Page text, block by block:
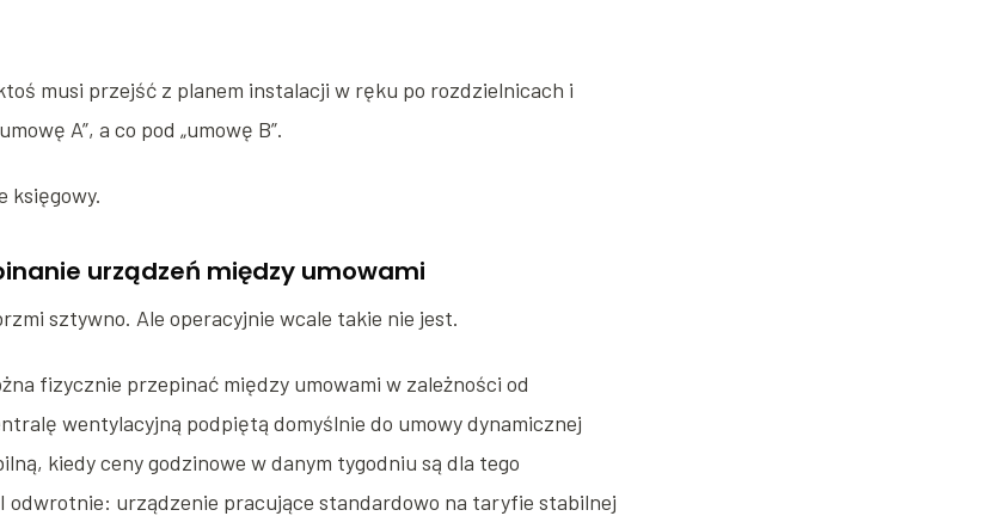
musi przejść z planem instalacji w ręku po rozdzielnicach i
A”, a co pod „umowę B”.
księgowy.
urządzeń między umowami
sztywno. Ale operacyjnie wcale takie nie jest.
fizycznie przepinać między umowami w zależności od
wentylacyjną podpiętą domyślnie do umowy dynamicznej
kiedy ceny godzinowe w danym tygodniu są dla tego
odwrotnie: urządzenie pracujące standardowo na taryfie stabilnej